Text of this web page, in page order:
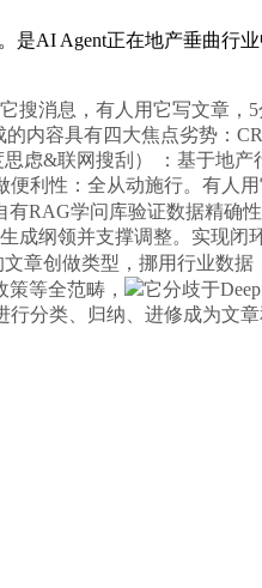
是AI Agent正在地产垂曲行
消息，有人用它写文章，5
内容具有四大焦点劣势：
虑&联网搜刮） ：基于地产
利性：全从动施行。有人
有RAG学问库验证数据精
成纲领并支撑调整。实现闭
章创做类型，挪用行业数
等全范畴，
它分歧于
分类、归纳、进修成为文章